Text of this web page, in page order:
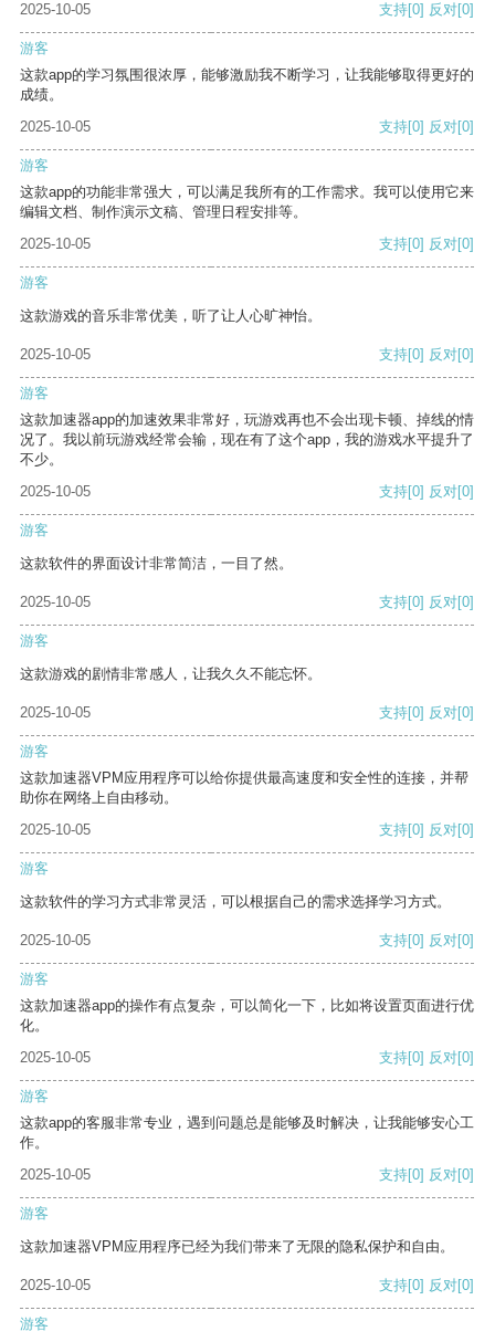
2025-10-05 支持[0] 反对[0]
游客
这款app的学习氛围很浓厚，能够激励我不断学习，让我能够取得更好的
成绩。
2025-10-05
支持[0] 反对[0]
游客
这款app的功能非常强大，可以满足我所有的工作需求。我可以使用它来
编辑文档、制作演示文稿、管理日程安排等。
2025-10-05
支持[0] 反对[0]
游客
这款游戏的音乐非常优美，听了让人心旷神怡。
2025-10-05 支持[0] 反对[0]
游客
这款加速器app的加速效果非常好，玩游戏再也不会出现卡顿、掉线的情
况了。我以前玩游戏经常会输，现在有了这个app，我的游戏水平提升了
不少。
2025-10-05
支持[0] 反对[0]
游客
这款软件的界面设计非常简洁，一目了然。
2025-10-05 支持[0] 反对[0]
游客
这款游戏的剧情非常感人，让我久久不能忘怀。
2025-10-05 支持[0] 反对[0]
游客
这款加速器VPM应用程序可以给你提供最高速度和安全性的连接，并帮
助你在网络上自由移动。
2025-10-05
支持[0] 反对[0]
游客
这款软件的学习方式非常灵活，可以根据自己的需求选择学习方式。
2025-10-05 支持[0] 反对[0]
游客
这款加速器app的操作有点复杂，可以简化一下，比如将设置页面进行优
化。
2025-10-05
支持[0] 反对[0]
游客
这款app的客服非常专业，遇到问题总是能够及时解决，让我能够安心工
作。
2025-10-05
支持[0] 反对[0]
游客
这款加速器VPM应用程序已经为我们带来了无限的隐私保护和自由。
2025-10-05 支持[0] 反对[0]
游客